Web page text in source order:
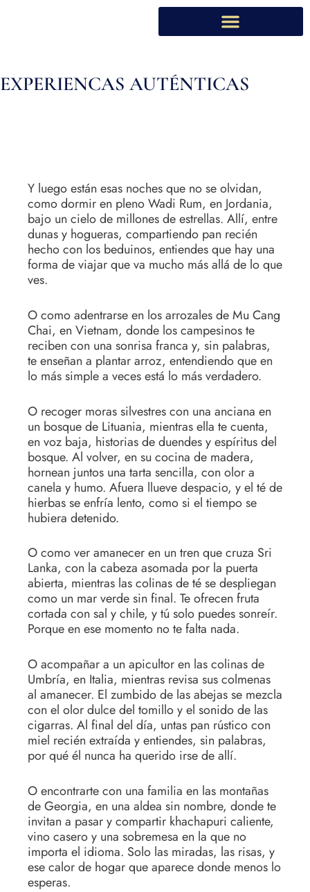
EXPERIENCAS AUTÉNTICAS
Y luego están esas noches que no se olvidan,
como dormir en pleno Wadi Rum, en Jordania,
bajo un cielo de millones de estrellas. Allí, entre
dunas y hogueras, compartiendo pan recién
hecho con los beduinos, entiendes que hay una
forma de viajar que va mucho más allá de lo que
ves.
O como adentrarse en los arrozales de Mu Cang
Chai, en Vietnam, donde los campesinos te
reciben con una sonrisa franca y, sin palabras,
te enseñan a plantar arroz, entendiendo que en
lo más simple a veces está lo más verdadero.
O recoger moras silvestres con una anciana en
un bosque de Lituania, mientras ella te cuenta,
en voz baja, historias de duendes y espíritus del
bosque. Al volver, en su cocina de madera,
hornean juntos una tarta sencilla, con olor a
canela y humo. Afuera llueve despacio, y el té de
hierbas se enfría lento, como si el tiempo se
hubiera detenido.
O como ver amanecer en un tren que cruza Sri
Lanka, con la cabeza asomada por la puerta
abierta, mientras las colinas de té se despliegan
como un mar verde sin final. Te ofrecen fruta
cortada con sal y chile, y tú solo puedes sonreír.
Porque en ese momento no te falta nada.
O acompañar a un apicultor en las colinas de
Umbría, en Italia, mientras revisa sus colmenas
al amanecer. El zumbido de las abejas se mezcla
con el olor dulce del tomillo y el sonido de las
cigarras. Al final del día, untas pan rústico con
miel recién extraída y entiendes, sin palabras,
por qué él nunca ha querido irse de allí.
O encontrarte con una familia en las montañas
de Georgia, en una aldea sin nombre, donde te
invitan a pasar y compartir khachapuri caliente,
vino casero y una sobremesa en la que no
importa el idioma. Solo las miradas, las risas, y
ese calor de hogar que aparece donde menos lo
esperas.